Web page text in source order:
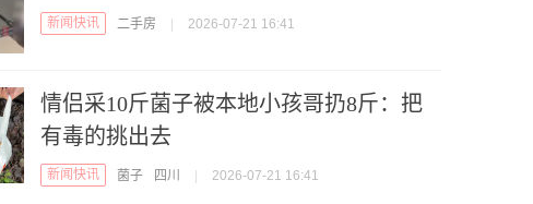
新闻快讯 二手房 2026-07-21 16:41
情侣采10斤菌子被本地小孩哥扔8斤：把
有毒的挑出去
新闻快讯 菌子 四川 2026-07-21 16:41